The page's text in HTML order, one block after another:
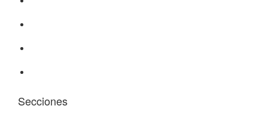
Secciones